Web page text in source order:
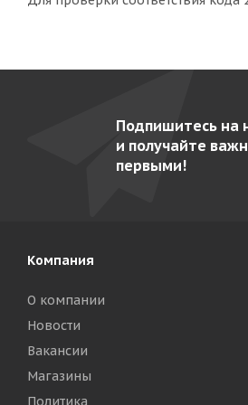
Подпишитесь на
и получайте
первыми!
Компания
О компании
Новости
Вакансии
Магазины
Политика